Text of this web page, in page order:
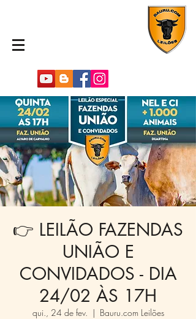
👉 LEILÃO FAZENDAS
UNIÃO E
CONVIDADOS - DIA
24/02 ÀS 17H
qui., 24 de fev.
  |
Bauru.com Leilões